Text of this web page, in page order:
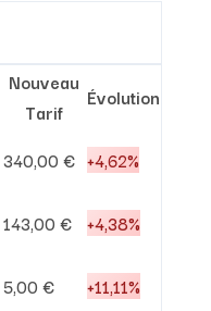
Nouveau
Tarif
Évolution
340,00 € +4,62%
143,00 € +4,38%
5,00 €
+11,11%